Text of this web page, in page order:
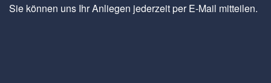
Sie können uns Ihr Anliegen jederzeit per E-Mail mitteilen.